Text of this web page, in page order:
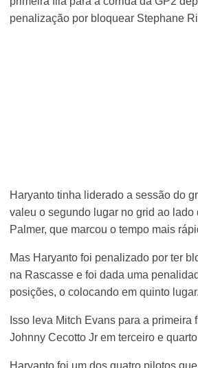
penalização por bloquear Stephane
Haryanto tinha liderado a sessão do
valeu o segundo lugar no grid ao lado
Palmer, que marcou o tempo mais
Mas Haryanto foi penalizado por ter
na Rascasse e foi dada uma
posições, o colocando em quinto lugar.
Isso leva Mitch Evans para a primeira
Johnny Cecotto Jr em terceiro e